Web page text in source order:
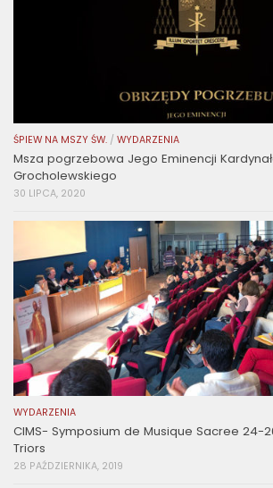
ŚPIEW NA MSZY ŚW. / WYDARZENIA
Msza pogrzebowa Jego Eminencji
Grocholewskiego
30 LIPCA, 2020
WYDARZENIA
CIMS- Symposium de Musique Sacree 24-
Triors
28 PAŹDZIERNIKA, 2019